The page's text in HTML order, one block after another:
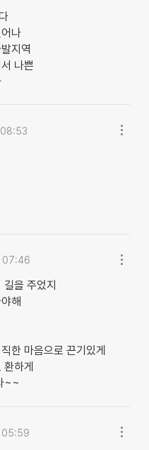
나
지역
나쁜
07:46
을 주었지
해
한 마음으로 끈기있게
하게
~~
05:59